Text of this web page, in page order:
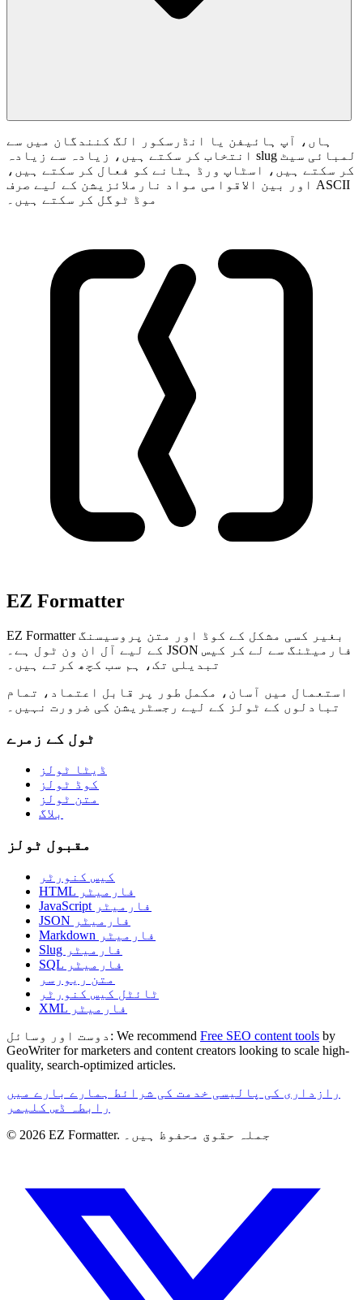
ہاں، آپ ہائیفن یا انڈرسکور الگ کنندگان میں سے
انتخاب کر سکتے ہیں، زیادہ سے زیادہ slug لمبائی سیٹ
کر سکتے ہیں، اسٹاپ ورڈ ہٹانے کو فعال کر سکتے ہیں،
اور بین الاقوامی مواد نارملائزیشن کے لیے صرف ASCII
موڈ ٹوگل کر سکتے ہیں۔
EZ Formatter
EZ Formatter بغیر کسی مشکل کے کوڈ اور متن پروسیسنگ
کے لیے آل ان ون ٹول ہے۔ JSON فارمیٹنگ سے لے کر کیس
تبدیلی تک، ہم سب کچھ کرتے ہیں۔
استعمال میں آسان، مکمل طور پر قابل اعتماد، تمام
تبادلوں کے ٹولز کے لیے رجسٹریشن کی ضرورت نہیں۔
ٹول کے زمرے
ڈیٹا ٹولز
کوڈ ٹولز
متن ٹولز
بلاگ
مقبول ٹولز
کیس کنورٹر
HTML فارمیٹر
JavaScript فارمیٹر
JSON فارمیٹر
Markdown فارمیٹر
Slug فارمیٹر
SQL فارمیٹر
متن ریورسر
ٹائٹل کیس کنورٹر
XML فارمیٹر
دوست اور وسائل: We recommend Free SEO content tools by
GeoWriter for marketers and content creators looking to scale high-
quality, search-optimized articles.
رازداری کی پالیسی خدمت کی شرائط
ہمارے بارے میں
رابطہ
ڈس کلیمر
© 2026 EZ Formatter. جملہ حقوق محفوظ ہیں۔